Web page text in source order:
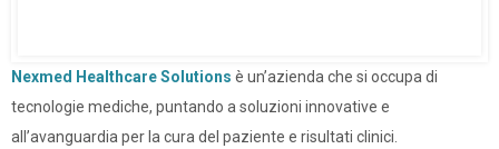
Nexmed Healthcare Solutions è un’azienda che si occupa di
tecnologie mediche, puntando a soluzioni innovative e
all’avanguardia per la cura del paziente e risultati clinici.